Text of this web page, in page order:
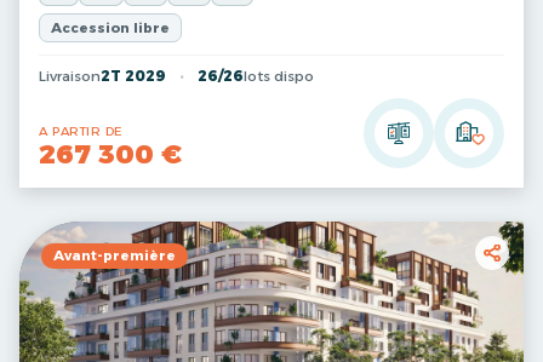
Accession libre
Livraison2T 2029 26/26lots dispo
A PARTIR DE
267 300 €
Avant-première